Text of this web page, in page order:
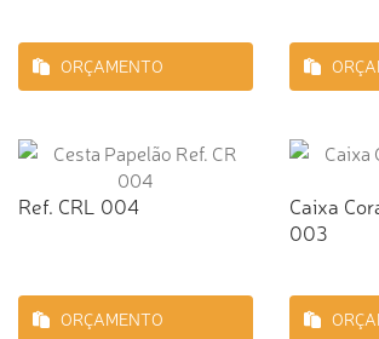
ORÇAMENTO
Ref. CRL 004
ORÇAMENTO
Caixa
003